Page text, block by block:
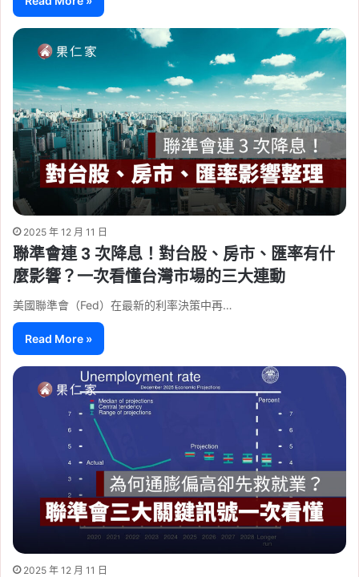
2025 年 12 月 11 日
聯準會連 3 次降息！對台股、房市、匯率有什
麼影響？一次看懂台灣市場的三大連動
美國聯準會（Fed）在最新的利率決策中再…
Read More »
2025 年 12 月 11 日